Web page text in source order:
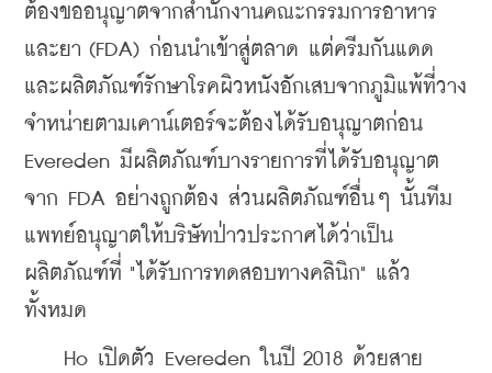
ต้องขออนุญาตจากสำนักงานคณะกรรมการอาหาร
และยา (FDA) ก่อนนำเข้าสู่ตลาด แต่ครีมกันแดด
และผลิตภัณฑ์รักษาโรคผิวหนังอักเสบจากภูมิแพ้ที่วาง
จำหน่ายตามเคาน์เตอร์จะต้องได้รับอนุญาตก่อน
Evereden มีผลิตภัณฑ์บางรายการที่ได้รับอนุญาต
จาก FDA อย่างถูกต้อง ส่วนผลิตภัณฑ์อื่นๆ นั้นทีม
แพทย์อนุญาตให้บริษัทป่าวประกาศได้ว่าเป็น
ผลิตภัณฑ์ที่ "ได้รับการทดสอบทางคลินิก" แล้ว
ทั้งหมด
Ho เปิดตัว Evereden ในปี 2018 ด้วยสาย